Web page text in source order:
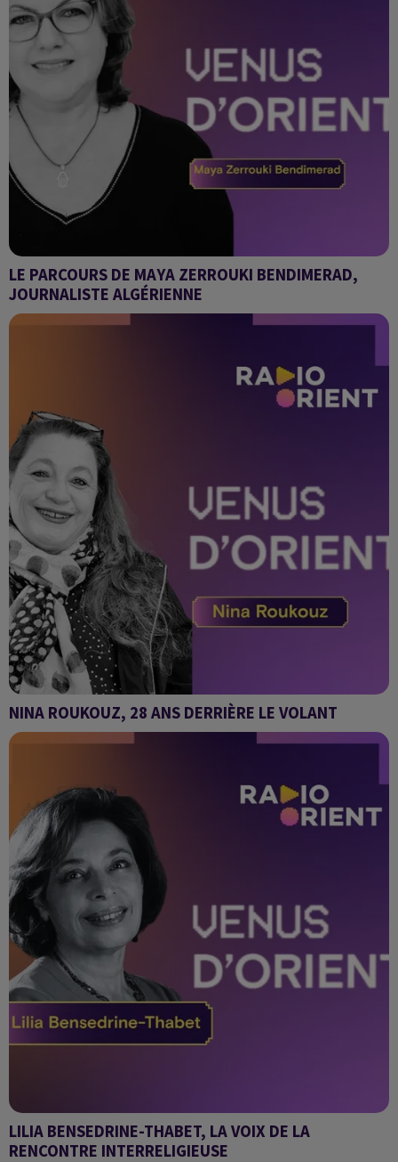
LE PARCOURS DE MAYA ZERROUKI BENDIMERAD,
JOURNALISTE ALGÉRIENNE
Venus d'Orient
NINA ROUKOUZ, 28 ANS DERRIÈRE LE VOLANT
Venus d'Orient
LILIA BENSEDRINE-THABET, LA VOIX DE LA
RENCONTRE INTERRELIGIEUSE